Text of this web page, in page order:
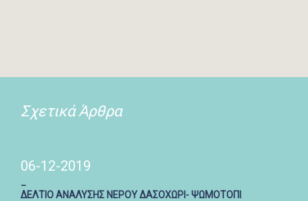
Σχετικά Άρθρα
06-12-2019
ΔΕΛΤΙΟ ΑΝΑΛΥΣΗΣ ΝΕΡΟΥ ΔΑΣΟΧΩΡΙ- ΨΩΜΟΤΟΠΙ